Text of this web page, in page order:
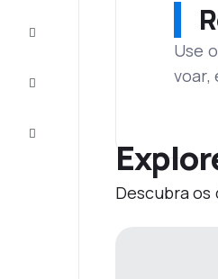
Use
voar,
Descubra